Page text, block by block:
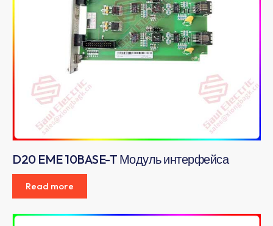
D20 EME 10BASE-T Модуль интерфейса
Read more